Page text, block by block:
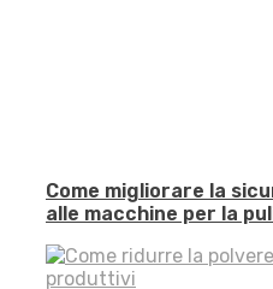
Come migliorare la
alle macchine per la